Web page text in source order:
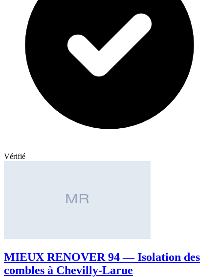
Vérifié
MIEUX RENOVER 94 — Isolation des
combles à Chevilly-Larue